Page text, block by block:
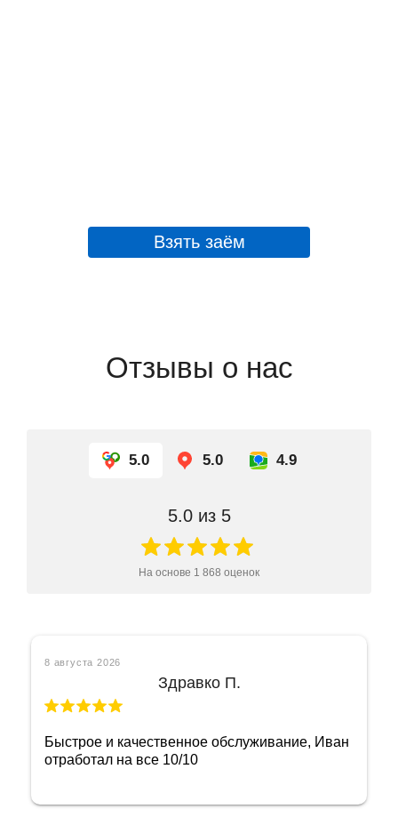
Взять заём
Отзывы о нас
5.0 5.0 4.9
5.0из 5
На основе 1 868 оценок
8 августа 2026
Здравко П.
Быстрое и качественное обслуживание, Иван
отработал на все 10/10